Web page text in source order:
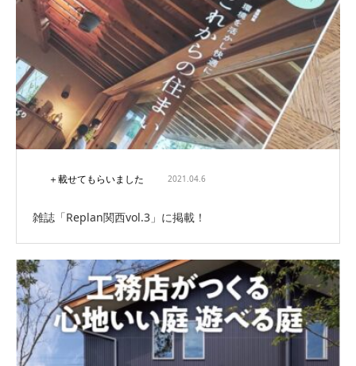
＋載せてもらいました 2021.04.6
雑誌「Replan関西vol.3」に掲載！